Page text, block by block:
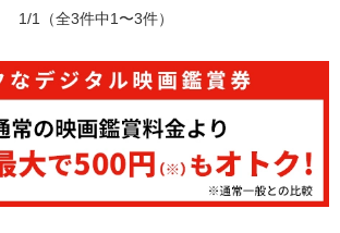
1/1 （全3件中1〜3件）